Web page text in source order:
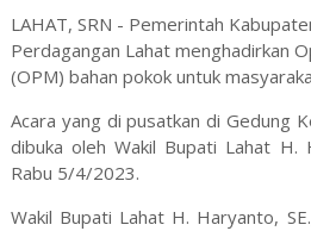
LAHAT, SRN - Pemerintah
Perdagangan Lahat menghadirkan
(OPM) bahan pokok untuk
Acara yang di pusatkan di Gedung
dibuka oleh Wakil Bupati Lahat H.
Rabu 5/4/2023.
Wakil Bupati Lahat H. Haryanto,